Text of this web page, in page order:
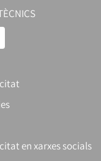
en xarxes socials